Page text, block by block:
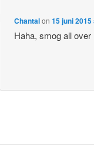
Chantalon15 juni
Haha, smog all over